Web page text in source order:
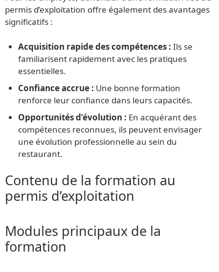
permis d’exploitation offre également des avantages
significatifs :
Acquisition rapide des compétences : Ils se
familiarisent rapidement avec les pratiques
essentielles.
Confiance accrue : Une bonne formation
renforce leur confiance dans leurs capacités.
Opportunités d’évolution : En acquérant des
compétences reconnues, ils peuvent envisager
une évolution professionnelle au sein du
restaurant.
Contenu de la formation au
permis d’exploitation
Modules principaux de la
formation